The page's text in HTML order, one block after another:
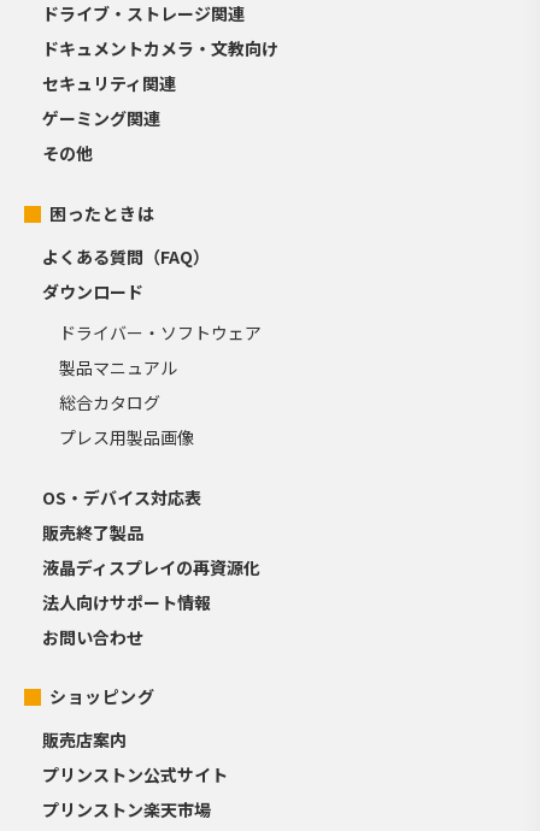
ドライブ・ストレージ関連
ドキュメントカメラ・文教向け
セキュリティ関連
ゲーミング関連
その他
困ったときは
よくある質問（FAQ）
ダウンロード
ドライバー・ソフトウェア
製品マニュアル
総合カタログ
プレス用製品画像
OS・デバイス対応表
販売終了製品
液晶ディスプレイの再資源化
法人向けサポート情報
お問い合わせ
ショッピング
販売店案内
プリンストン公式サイト
プリンストン楽天市場